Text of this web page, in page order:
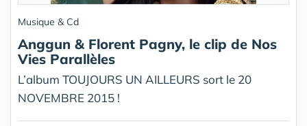
Musique & Cd
Anggun & Florent Pagny, le clip de Nos
Vies Parallèles
L’album TOUJOURS UN AILLEURS sort le 20
NOVEMBRE 2015 !